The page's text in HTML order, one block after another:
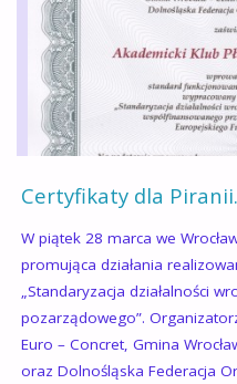
Certyfikaty dla Piranii.
W piątek 28 marca we
promująca działania
„Standaryzacja działalności
pozarządowego”.
Euro – Concret, Gmina
oraz Dolnośląska Federacja